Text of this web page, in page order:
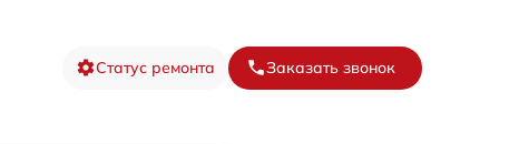
Статус ремонта Заказать звонок